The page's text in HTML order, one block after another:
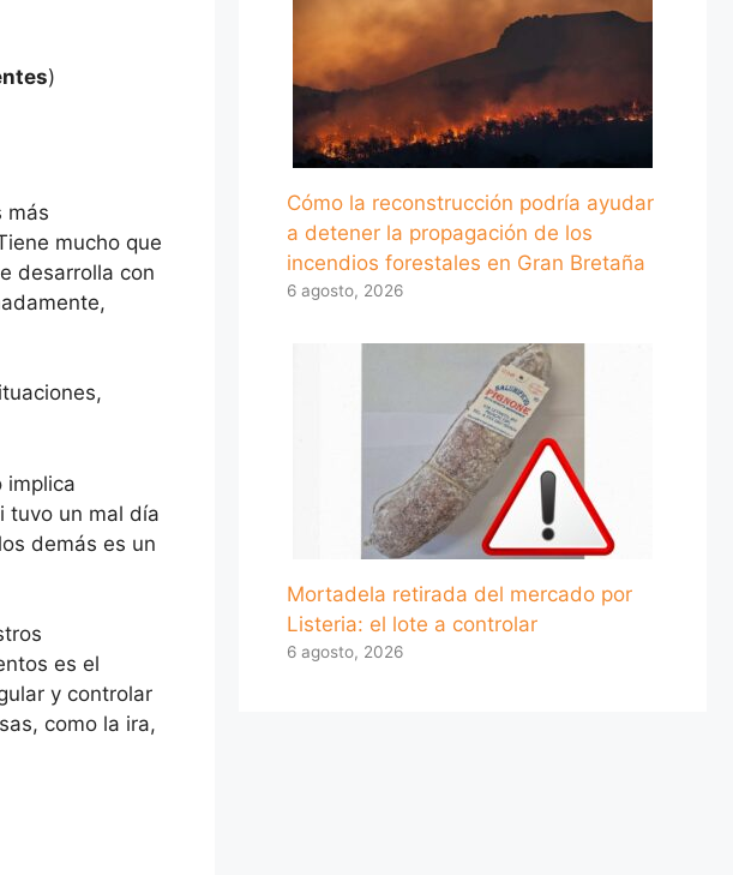
)
más
mucho que
desarrolla con
implica
tuvo un mal día
demás es un
es el
y controlar
como la ira,
Cómo la reconstrucción podría ayudar
a detener la propagación de los
incendios forestales en Gran Bretaña
6 agosto, 2026
Mortadela retirada del mercado por
Listeria: el lote a controlar
6 agosto, 2026